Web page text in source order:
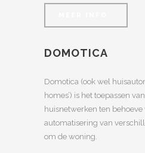
DOMOTICA
Domotica (ook wel
homes’) is het toepassen
huisnetwerken ten behoeve
automatisering van
om de woning.